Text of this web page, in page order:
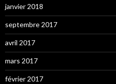
janvier 2018
septembre 2017
avril 2017
mars 2017
février 2017